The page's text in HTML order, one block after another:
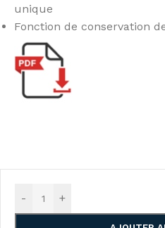
unique
Fonction de conservation
- +